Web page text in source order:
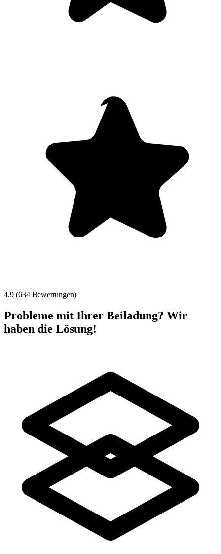
4,9 (634 Bewertungen)
Probleme mit Ihrer Beiladung? Wir
haben die Lösung!